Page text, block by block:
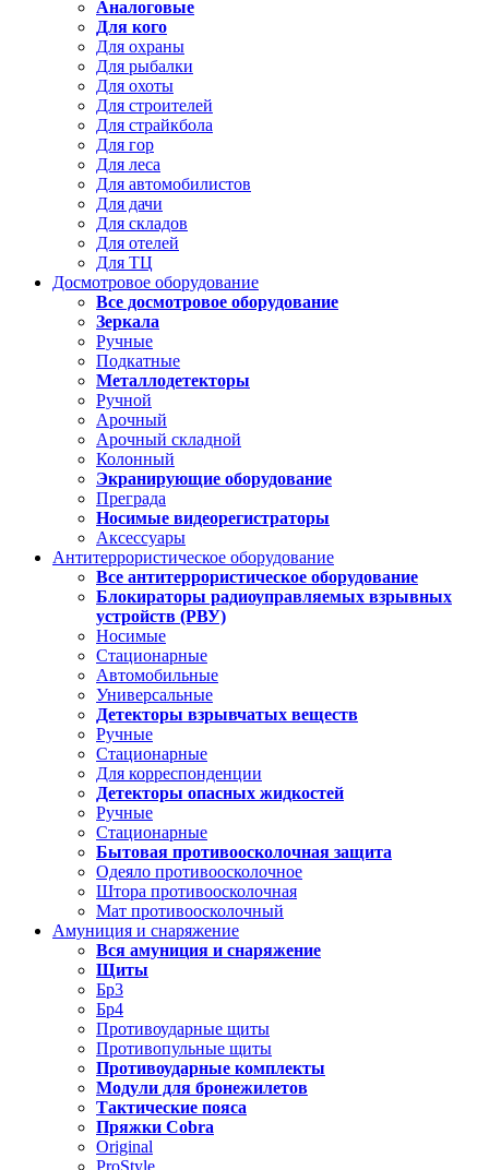
Аналоговые
Для кого
Для охраны
Для рыбалки
Для охоты
Для строителей
Для страйкбола
Для гор
Для леса
Для автомобилистов
Для дачи
Для складов
Для отелей
Для ТЦ
Досмотровое оборудование
Все досмотровое оборудование
Зеркала
Ручные
Подкатные
Металлодетекторы
Ручной
Арочный
Арочный складной
Колонный
Экранирующие оборудование
Преграда
Носимые видеорегистраторы
Аксессуары
Антитеррористическое оборудование
Все антитеррористическое оборудование
Блокираторы радиоуправляемых взрывных
устройств (РВУ)
Носимые
Стационарные
Автомобильные
Универсальные
Детекторы взрывчатых веществ
Ручные
Стационарные
Для корреспонденции
Детекторы опасных жидкостей
Ручные
Стационарные
Бытовая противоосколочная защита
Одеяло противоосколочное
Штора противоосколочная
Мат противоосколочный
Амуниция и снаряжение
Вся амуниция и снаряжение
Щиты
Бр3
Бр4
Противоударные щиты
Противопульные щиты
Противоударные комплекты
Модули для бронежилетов
Тактические пояса
Пряжки Cobra
Original
ProStyle